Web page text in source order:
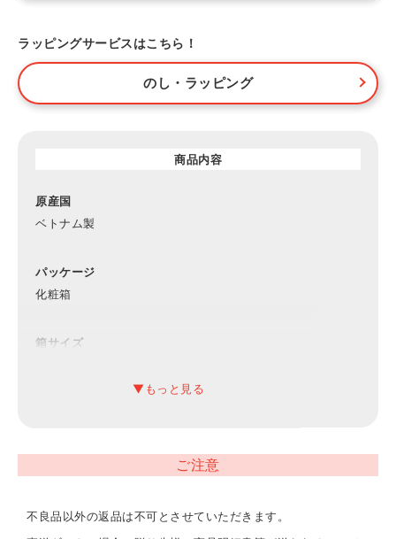
ラッピングサービスはこちら！
のし・ラッピング
商品内容
原産国
ベトナム製
パッケージ
化粧箱
箱サイズ
340×350mm）×各2
ご注意
不良品以外の返品は不可とさせていただきます。